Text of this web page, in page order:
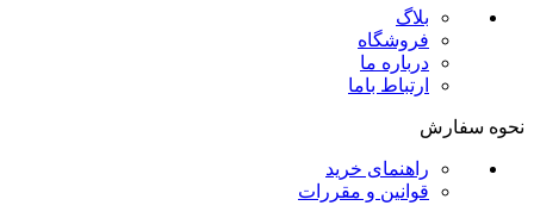
بلاگ
فروشگاه
درباره ما
ارتباط باما
نحوه سفارش
راهنمای خرید
قوانین و مقررات